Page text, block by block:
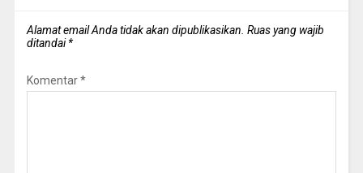
Alamat email Anda tidak akan dipublikasikan. Ruas yang wajib
ditandai*
Komentar*